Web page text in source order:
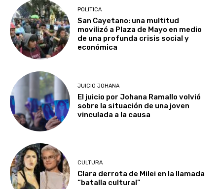
POLITICA
San Cayetano: una multitud
movilizó a Plaza de Mayo en medio
de una profunda crisis social y
económica
JUICIO JOHANA
El juicio por Johana Ramallo volvió
sobre la situación de una joven
vinculada a la causa
CULTURA
Clara derrota de Milei en la llamada
“batalla cultural”